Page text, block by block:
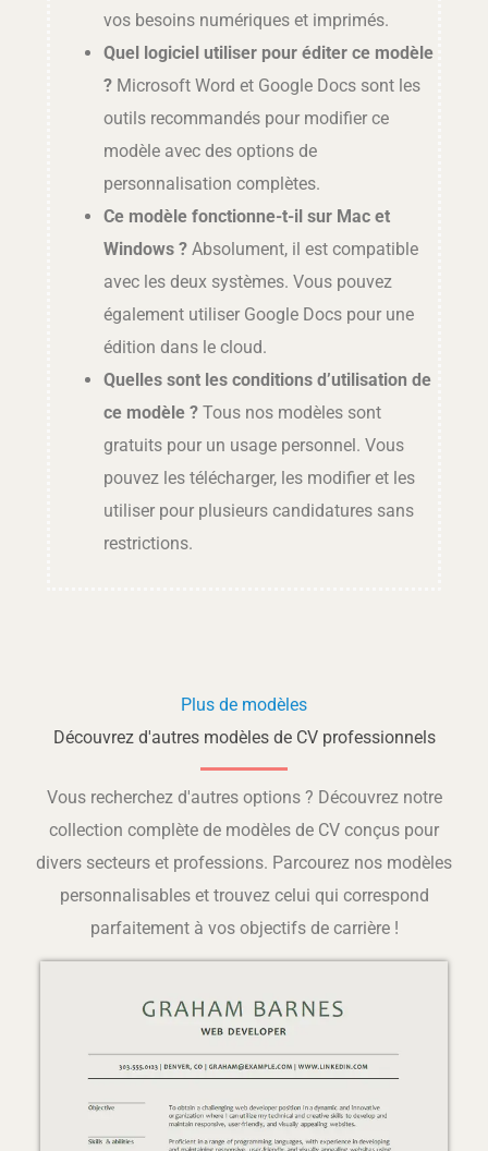
vos besoins numériques et imprimés.
Quel logiciel utiliser pour éditer ce modèle
?Microsoft Word et Google Docs sont les
outils recommandés pour modifier ce
modèle avec des options de
personnalisation complètes.
Ce modèle fonctionne-t-il sur Mac et
Windows ?Absolument, il est compatible
avec les deux systèmes. Vous pouvez
également utiliser Google Docs pour une
édition dans le cloud.
Quelles sont les conditions d’utilisation de
ce modèle ?Tous nos modèles sont
gratuits pour un usage personnel. Vous
pouvez les télécharger, les modifier et les
utiliser pour plusieurs candidatures sans
restrictions.
Plus de modèles
Découvrez d'autres modèles de CV professionnels
Vous recherchez d'autres options ? Découvrez notre
collection complète de modèles de CV conçus pour
divers secteurs et professions. Parcourez nos modèles
personnalisables et trouvez celui qui correspond
parfaitement à vos objectifs de carrière !